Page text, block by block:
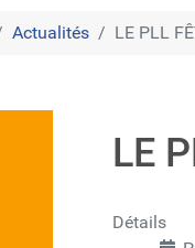
Actualités LE PLL
LE
Détails